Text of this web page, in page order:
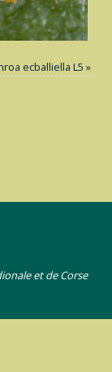
ecballiella L5 »
et de Corse